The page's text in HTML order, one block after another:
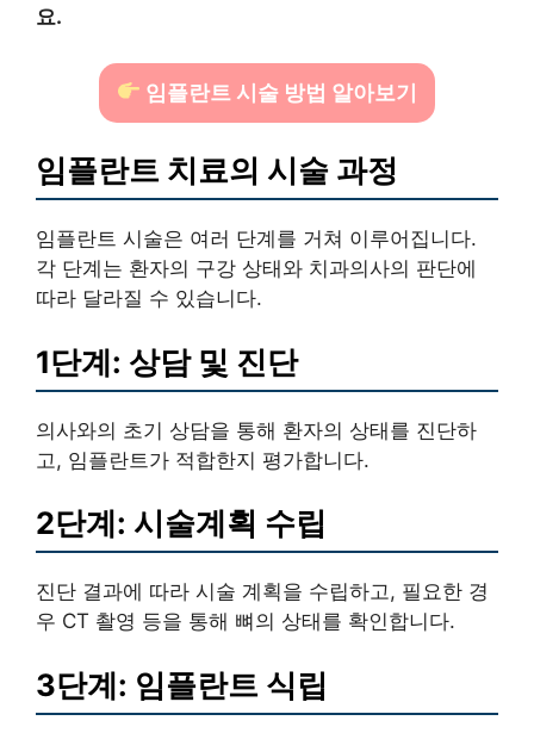
요.
임플란트 시술 방법 알아보기
임플란트 치료의 시술 과정
임플란트 시술은 여러 단계를 거쳐 이루어집니다.
각 단계는 환자의 구강 상태와 치과의사의 판단에
따라 달라질 수 있습니다.
1단계: 상담 및 진단
의사와의 초기 상담을 통해 환자의 상태를 진단하
고, 임플란트가 적합한지 평가합니다.
2단계: 시술계획 수립
진단 결과에 따라 시술 계획을 수립하고, 필요한 경
우 CT 촬영 등을 통해 뼈의 상태를 확인합니다.
3단계: 임플란트 식립